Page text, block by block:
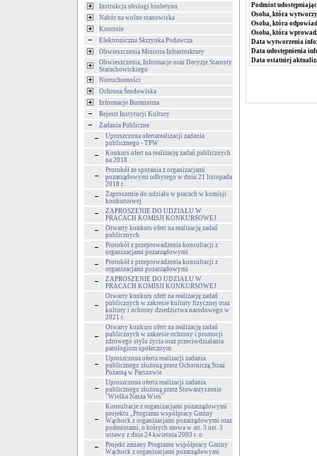
Instrukcja obsługi biuletynu
Nabór na wolne stanowiska
Kontrole
Elektroniczna Skrzynka Podawcza
Obwieszczenia Ministra Infrastruktury
Obwieszczenia, Informacje oraz Decyzje Starosty
Starachowickiego
Nieruchomości
Ochrona Środowiska
Informacje Burmistrza
Rejestr Instytucji Kultury
Zadania Publiczne
Uproszczona ofertarealizacji zadania
publicznego - TPW
Konkurs ofert na realizację zadań publicznych
na 2018
Protokół ze spotania z organizacjami
pozarządowymi odbytego w dniu 21 listopada
2018 r.
Zaproszenie do udziału w pracach w komisji
konkursowej
ZAPROSZENIE DO UDZIAŁU W
PRACACH KOMISJI KONKURSOWEJ
Otwarty konkurs ofert na realizację zadań
publicznych
Protokół z przeprowadzenia konsultacji z
organizacjami pozarządowymi
Protokół z przeprowadzenia konsultacji z
organizacjami pozarządowymi
ZAPROSZENIE DO UDZIAŁU W
PRACACH KOMISJI KONKURSOWEJ
Otwarty konkurs ofert na realizację zadań
publicznych w zakresie kultury fizycznej oraz
kultury i ochrony dziedzictwa narodowego w
2021 r.
Otwarty konkurs ofert na realizację zadań
publicznych w zakresie ochrony i promocji
zdrowego stylu życia oraz przeciwdziałania
patologiom społecznym
Uproszczona oferta realizacji zadania
publicznego złożoną przez Ochotniczą Straż
Pożarną w Parszowie
Uproszczona oferta realizacji zadania
publicznego złożoną przez Stowarzyszenie
"Wielka Nasza Wieś"
Konsultacje z organizacjami pozarządowymi
projektu „Programu współpracy Gminy
Wąchock z organizacjami pozarządowymi oraz
podmiotami, o których mowa w art. 3 ust. 3
ustawy z dnia 24 kwietnia 2003 r. o
Projekt zmiany Programu współpracy Gminy
Wąchock z organizacjami pozarządowymi
Podmiot
Osoba, która
Osoba, która
Osoba, która
Data wytworzenia
Data udostępnienia
Data ostatniej